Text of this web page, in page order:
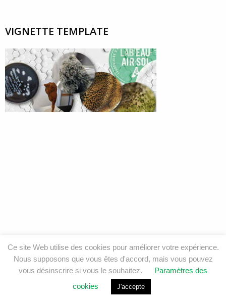
VIGNETTE TEMPLATE
Ce site Web utilise des cookies pour améliorer votre expérience.
Nous supposons que vous êtes d'accord, mais vous pouvez
vous désinscrire si vous le souhaitez.
Paramètres des
cookies
J'accepte